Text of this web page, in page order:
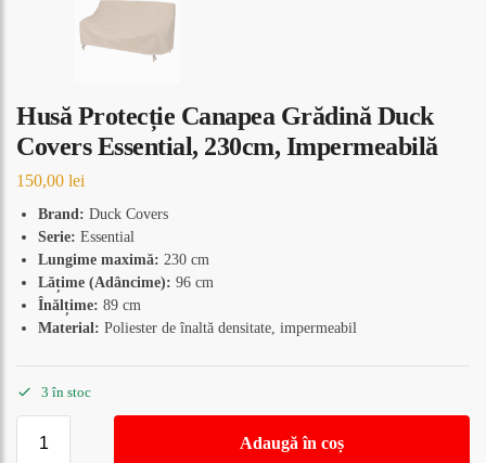
Husă Protecție Canapea Grădină Duck
Covers Essential, 230cm, Impermeabilă
150,00 lei
Brand: Duck Covers
Serie: Essential
Lungime maximă: 230 cm
Lățime (Adâncime): 96 cm
Înălțime: 89 cm
Material: Poliester de înaltă densitate, impermeabil
3 în stoc
Adaugă în coș